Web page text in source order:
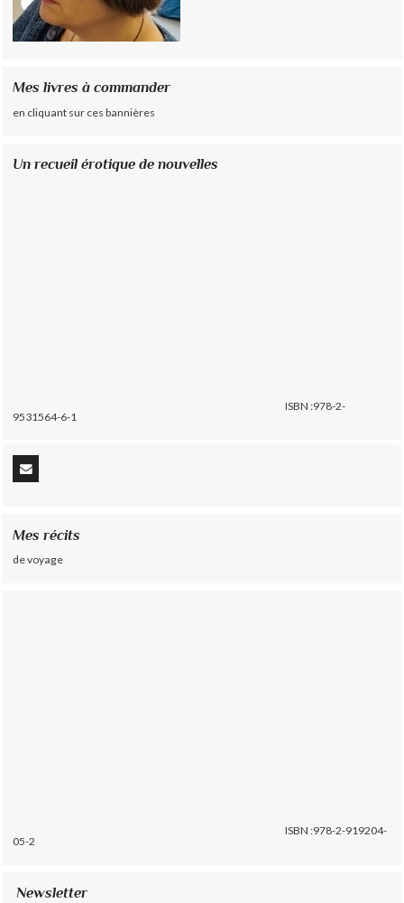
Mes livres à commander
en cliquant sur ces bannières
Un recueil érotique de nouvelles
ISBN :978-2-
9531564-6-1
Mes récits
de voyage
ISBN :978-2-919204-
05-2
Newsletter